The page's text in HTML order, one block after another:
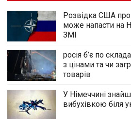
Розвідка США
може напасти на
ЗМІ
росія б’є по
з цінами та чи
товарів
У Німеччині
вибухівкою біля